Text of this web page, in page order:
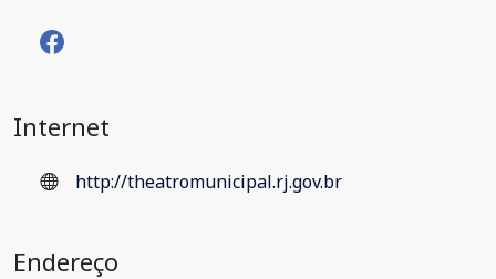
Internet
http://theatromunicipal.rj.gov.br
Endereço